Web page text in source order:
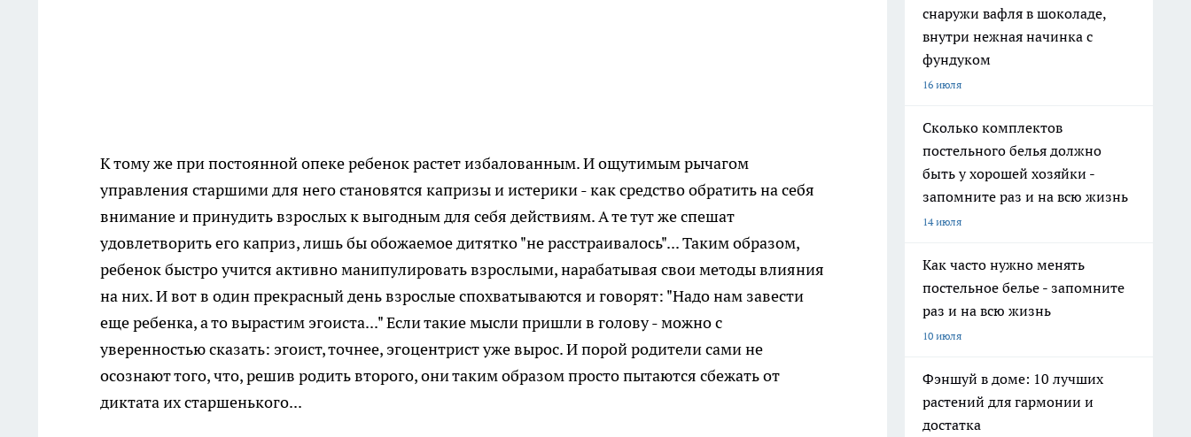
К тому же при постоянной опеке ребенок растетизбалованным. И ощутимым рычагом
управления старшими для него становятся капризы и истерики -как средство обратить на себя
внимание ипринудить взрослых к выгодным для себя действиям. А те тут же спешат
удовлетворить егокаприз, лишь бы обожаемое дитятко "нерасстраивалось"... Таким образом,
ребенокбыстро учится активно манипулировать взрослыми,нарабатывая свои методы влияния
на них. И вот в один прекрасный день взрослые спохватываются иговорят: "Надо нам завести
еще ребенка, а товырастим эгоиста..." Если такие мысли пришли в голову - можно с
уверенностью сказать: эгоист,точнее, эгоцентрист уже вырос. И порой родителисами не
осознают того, что, решив родить второго,они таким образом просто пытаются сбежать от
диктата их старшенького...
снаружи вафля в шоколаде,
внутри нежная начинка с
фундуком
16 июля
Сколько комплектов
постельного белья должно
быть у хорошей хозяйки -
запомните раз и на всю жизнь
14 июля
Как часто нужно менять
постельное белье - запомните
раз и на всю жизнь
10 июля
Фэншуй в доме: 10 лучших
растений для гармонии и
достатка